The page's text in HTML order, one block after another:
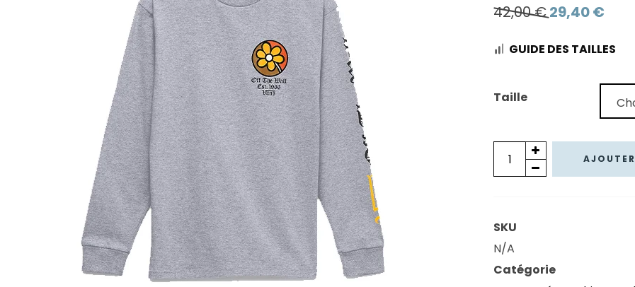
42,00€ Le
initial
29,40€Le
actuel
GUIDE DES TAILLES
Taille
quantité
de
VANS
M/L
OLD
SKU
N/A
Catégorie